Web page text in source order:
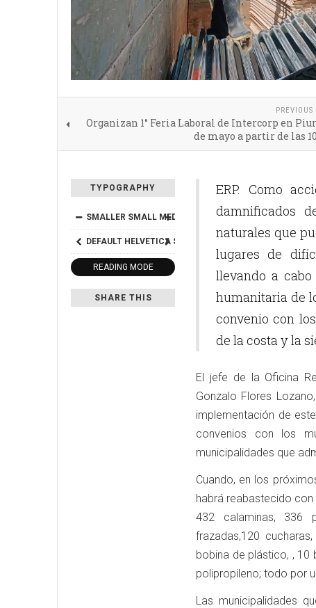
PREVIOUS
Organizan 1° Feria Laboral de Intercorp en
de mayo a partir de las
TYPOGRAPHY
SMALLER SMALL MEDIUM BIGGER
DEFAULT HELVETICA SEGOE
READING MODE
SHARE THIS
ERP. Como
damnificados
naturales que
lugares de
llevando a
humanitaria de
convenio con
de la costa y la
El jefe de la Oficina
Gonzalo Flores
implementación de
convenios con los
municipalidades que
Cuando, en los
habrá reabastecido
432 calaminas, 336
frazadas,120
bobina de plástico, , 10
polipropileno; todo por
Las municipalidades